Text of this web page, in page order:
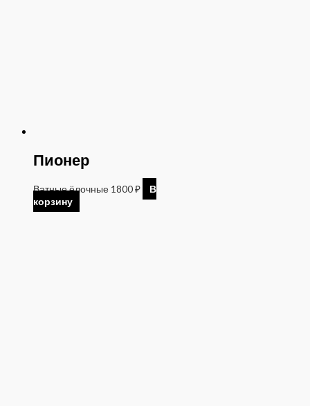
Пионер
Ватные ёлочные 1800₽
В
корзину